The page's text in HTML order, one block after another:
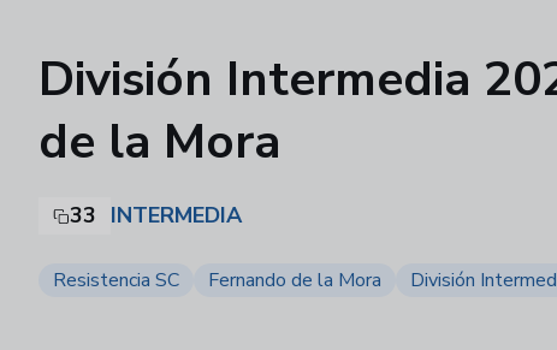
División Intermedia
de la Mora
33 INTERMEDIA
Resistencia SC Fernando de la Mora División